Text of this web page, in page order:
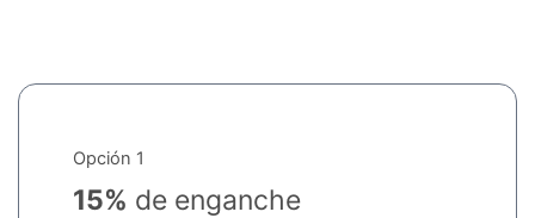
Opción 1
15% de enganche